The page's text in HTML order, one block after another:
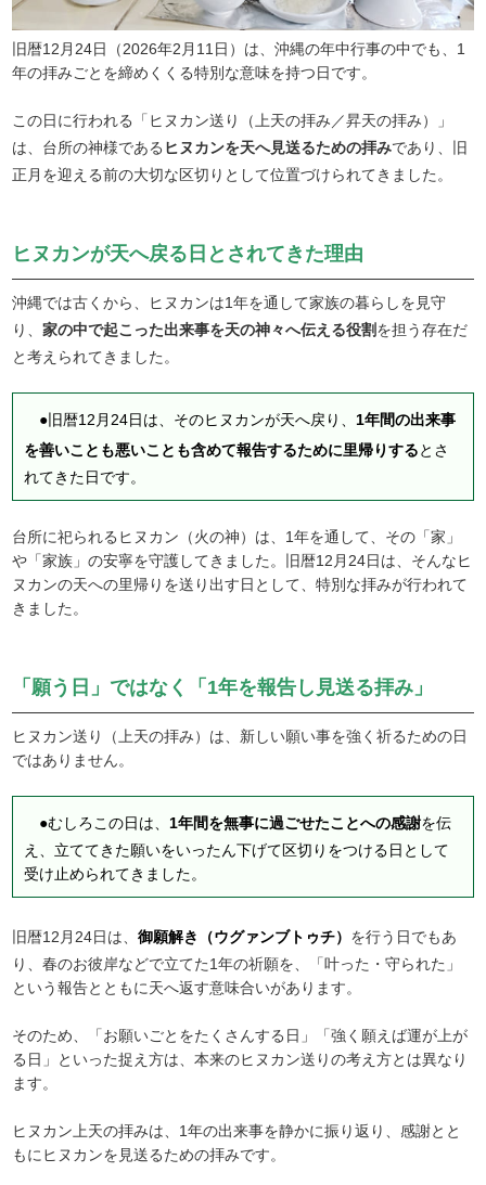
旧暦12月24日（2026年2月11日）は、沖縄の年中行事の中でも、1
年の拝みごとを締めくくる特別な意味を持つ日です。
この日に行われる「ヒヌカン送り（上天の拝み／昇天の拝み）」
は、台所の神様である ヒヌカンを天へ見送るための拝みであり、旧
正月を迎える前の大切な区切りとして位置づけられてきました。
ヒヌカンが天へ戻る日とされてきた理由
沖縄では古くから、ヒヌカンは1年を通して家族の暮らしを見守
り、家の中で起こった出来事を天の神々へ伝える役割を担う存在だ
と考えられてきました。
●旧暦12月24日は、そのヒヌカンが天へ戻り、 1年間の出来事
を善いことも悪いことも含めて報告するために里帰りするとさ
れてきた日です。
台所に祀られるヒヌカン（火の神）は、1年を通して、その「家」
や「家族」の安寧を守護してきました。旧暦12月24日は、そんなヒ
ヌカンの天への里帰りを送り出す日として、特別な拝みが行われて
きました。
「願う日」ではなく「1年を報告し見送る拝み」
ヒヌカン送り（上天の拝み）は、新しい願い事を強く祈るための日
ではありません。
●むしろこの日は、 1年間を無事に過ごせたことへの感謝を伝
え、立ててきた願いをいったん下げて区切りをつける日として
受け止められてきました。
旧暦12月24日は、御願解き（ウグァンブトゥチ） を行う日でもあ
り、春のお彼岸などで立てた1年の祈願を、「叶った・守られた」
という報告とともに天へ返す意味合いがあります。
そのため、「お願いごとをたくさんする日」「強く願えば運が上が
る日」といった捉え方は、本来のヒヌカン送りの考え方とは異なり
ます。
ヒヌカン上天の拝みは、1年の出来事を静かに振り返り、感謝とと
もにヒヌカンを見送るための拝みです。